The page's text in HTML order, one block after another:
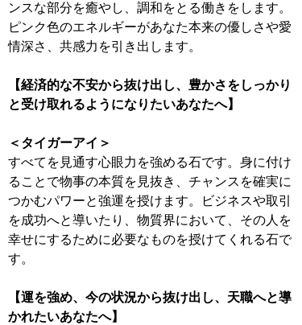
ンスな部分を癒やし、調和をとる働きをします。
ピンク色のエネルギーがあなた本来の優しさや愛
情深さ、共感力を引き出します。
【経済的な不安から抜け出し、豊かさをしっかり
と受け取れるようになりたいあなたへ】
＜タイガーアイ＞
すべてを見通す心眼力を強める石です。身に付け
ることで物事の本質を見抜き、チャンスを確実に
つかむパワーと強運を授けます。ビジネスや取引
を成功へと導いたり、物質界において、その人を
幸せにするために必要なものを授けてくれる石で
す。
【運を強め、今の状況から抜け出し、天職へと導
かれたいあなたへ】